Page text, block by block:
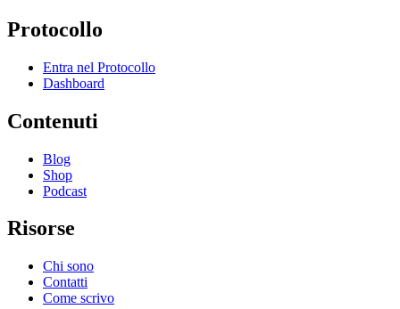
Protocollo
Entra nel Protocollo
Dashboard
Contenuti
Blog
Shop
Podcast
Risorse
Chi sono
Contatti
Come scrivo